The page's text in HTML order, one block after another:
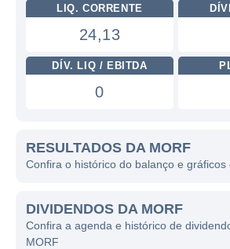
LIQ. CORRENTE
24,13
DÍV. LIQ / EBITDA
0
RESULTADOS DA MORF
Confira o histórico do balanço e gráficos
DIVIDENDOS DA MORF
Confira a agenda e histórico de
MORF